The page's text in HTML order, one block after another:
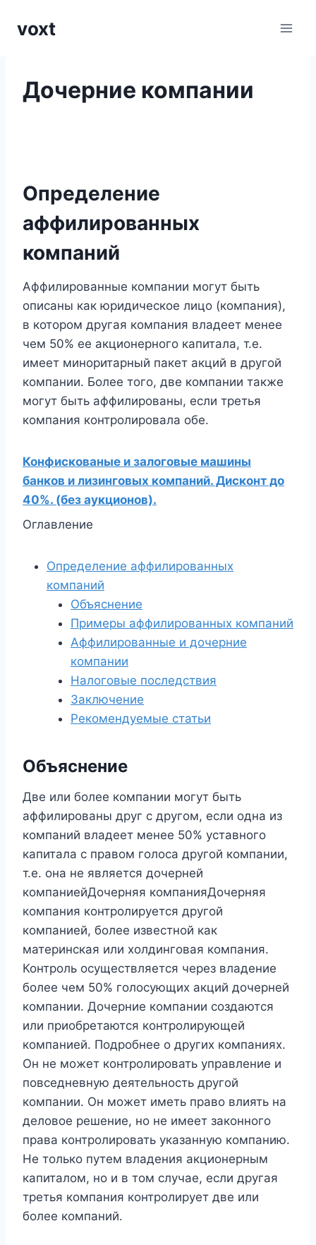
voxt
Дочерние компании
Определение
аффилированных
компаний
Аффилированные компании могут быть
описаны как юридическое лицо (компания),
в котором другая компания владеет менее
чем 50% ее акционерного капитала, т.е.
имеет миноритарный пакет акций в другой
компании. Более того, две компании также
могут быть аффилированы, если третья
компания контролировала обе.
Конфискованые и залоговые машины
банков и лизинговых компаний. Дисконт до
40%. (без аукционов).
Оглавление
Определение аффилированных
компаний
Объяснение
Примеры аффилированных компаний
Аффилированные и дочерние
компании
Налоговые последствия
Заключение
Рекомендуемые статьи
Объяснение
Две или более компании могут быть
аффилированы друг с другом, если одна из
компаний владеет менее 50% уставного
капитала с правом голоса другой компании,
т.е. она не является дочерней
компаниейДочерняя компанияДочерняя
компания контролируется другой
компанией, более известной как
материнская или холдинговая компания.
Контроль осуществляется через владение
более чем 50% голосующих акций дочерней
компании. Дочерние компании создаются
или приобретаются контролирующей
компанией. Подробнее о других компаниях.
Он не может контролировать управление и
повседневную деятельность другой
компании. Он может иметь право влиять на
деловое решение, но не имеет законного
права контролировать указанную компанию.
Не только путем владения акционерным
капиталом, но и в том случае, если другая
третья компания контролирует две или
более компаний.